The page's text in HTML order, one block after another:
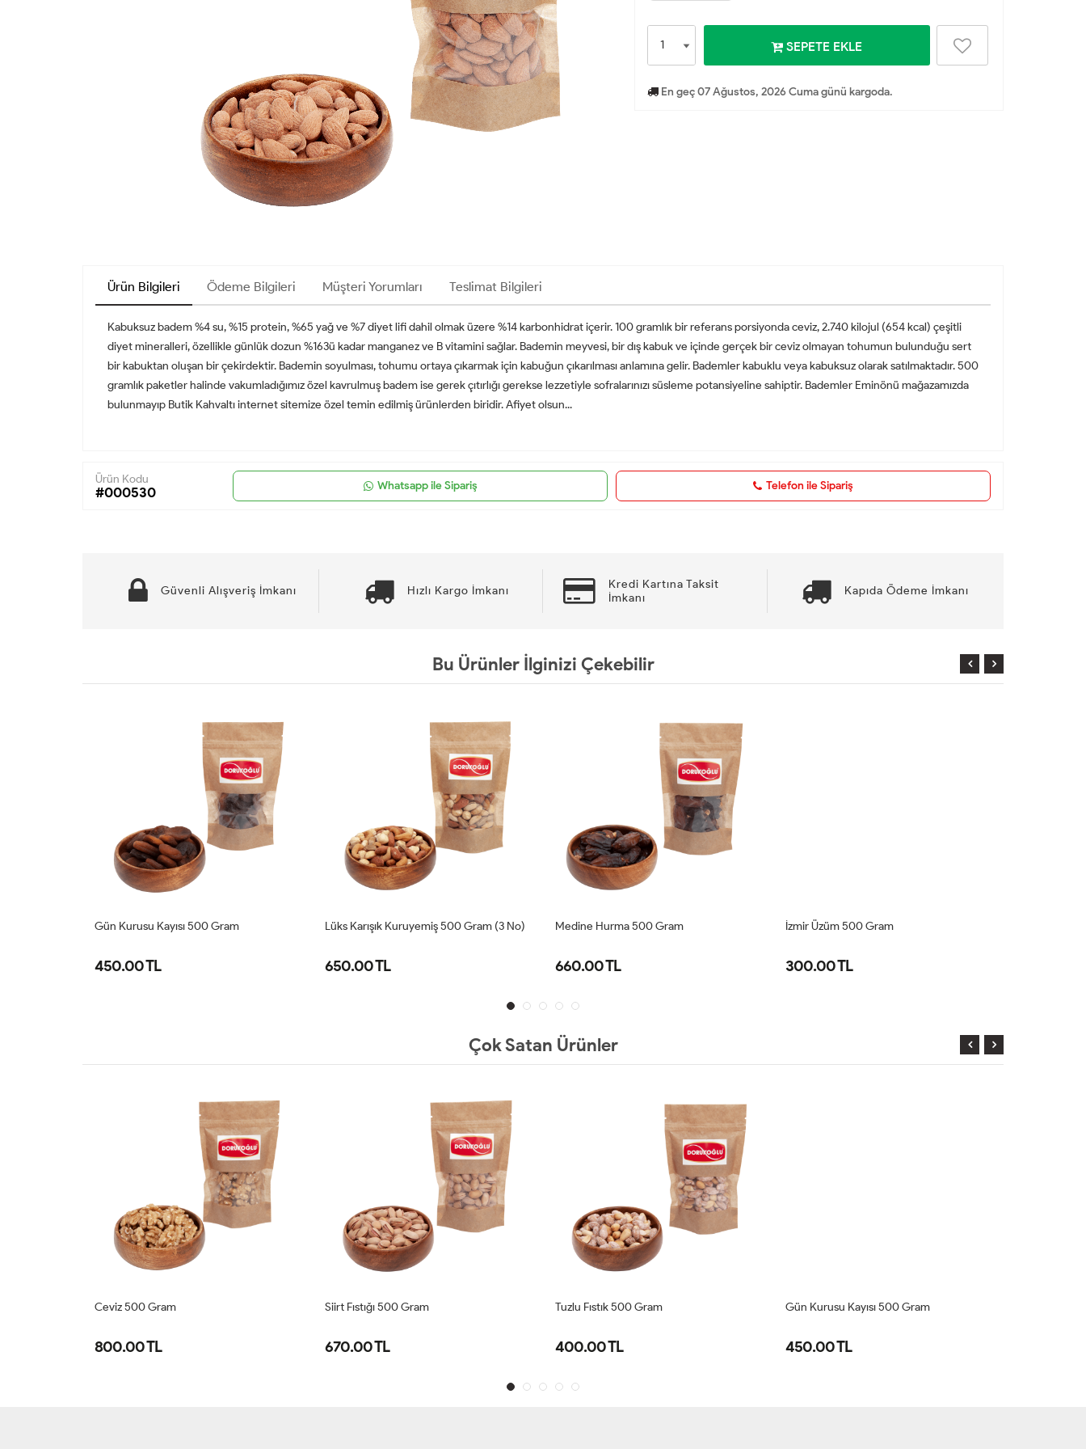
SEPETE EKLE
En geç 07 Ağustos, 2026 Cuma günü kargoda.
Ürün Bilgileri Ödeme Bilgileri Müşteri Yorumları Teslimat Bilgileri
Kabuksuz badem %4 su, %15 protein, %65 yağ ve %7 diyet lifi dahil olmak üzere %14 karbonhidrat içerir. 100 gramlık bir referans porsiyonda ceviz, 2.740 kilojul (654 kcal) çeşitli
diyet mineralleri, özellikle günlük dozun %163ü kadar manganez ve B vitamini sağlar. Bademin meyvesi, bir dış kabuk ve içinde gerçek bir ceviz olmayan tohumun bulunduğu sert
bir kabuktan oluşan bir çekirdektir. Bademin soyulması, tohumu ortaya çıkarmak için kabuğun çıkarılması anlamına gelir. Bademler kabuklu veya kabuksuz olarak satılmaktadır. 500
gramlık paketler halinde vakumladığımız özel kavrulmuş badem ise gerek çıtırlığı gerekse lezzetiyle sofralarınızı süsleme potansiyeline sahiptir. Bademler Eminönü mağazamızda
bulunmayıp Butik Kahvaltı internet sitemize özel temin edilmiş ürünlerden biridir. Afiyet olsun...
Ürün Kodu
#000530 Whatsapp ile Sipariş Telefon ile Sipariş
Güvenli Alışveriş İmkanı Hızlı Kargo İmkanı
Kredi Kartına Taksit
İmkanı
Kapıda Ödeme İmkanı
Bu Ürünler İlginizi Çekebilir
Gün Kurusu Kayısı 500 Gram
450.00 TL
Lüks Karışık Kuruyemiş 500 Gram (3 No)
650.00 TL
Medine Hurma 500 Gram
660.00 TL
İzmir Üzüm 500 Gram
300.00 TL
Çok Satan Ürünler
Ceviz 500 Gram
800.00 TL
Siirt Fıstığı 500 Gram
670.00 TL
Tuzlu Fıstık 500 Gram
400.00 TL
Gün Kurusu Kayısı 500 Gram
450.00 TL